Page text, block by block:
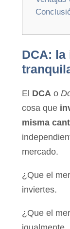
DCA:
El DCAo
cosa que
misma
mercado.
¿Que el
inviertes.
¿Que el